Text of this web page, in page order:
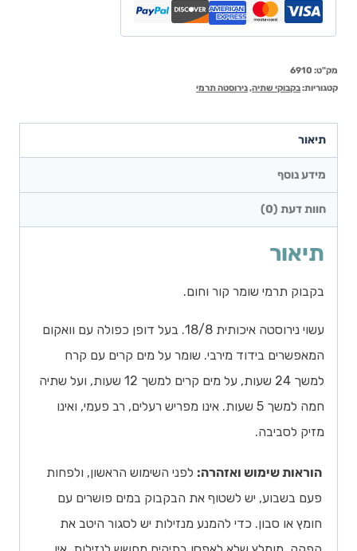
מק"ט: 6910
קטגוריות:בקבוקי שתיה,נירוסטה תרמי
תיאור
מידע נוסף
חוות דעת (0)
תיאור
בקבוק תרמי שומר קור וחום.
עשוי נירוסטה איכותית 18/8. בעל דופן כפולה עם וואקום
המאפשרים בידוד מירבי. שומר על מים קרים עם קרח
למשך 24 שעות, על מים קרים למשך 12 שעות, ועל שתיה
חמה למשך 5 שעות. אינו מפריש רעלים, רב פעמי, ואינו
מזיק לסביבה.
הוראות שימוש ואזהרה: לפני השימוש הראשון, ולפחות
פעם בשבוע, יש לשטוף את הבקבוק במים פושרים עם
חומץ או סבון. כדי להמנע מנזילות יש לסגור היטב את